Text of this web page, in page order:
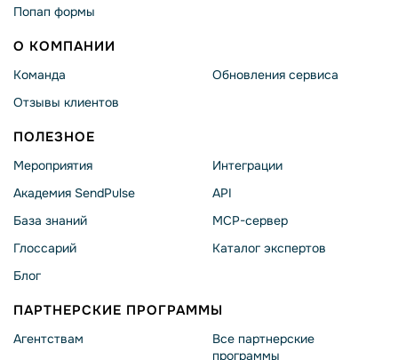
Попап формы
О КОМПАНИИ
Команда
Отзывы клиентов
Обновления сервиса
ПОЛЕЗНОЕ
Мероприятия
Академия SendPulse
База знаний
Глоссарий
Блог
Интеграции
API
MCP-сервер
Каталог экспертов
ПАРТНЕРСКИЕ ПРОГРАММЫ
Агентствам
Все партнерские
программы